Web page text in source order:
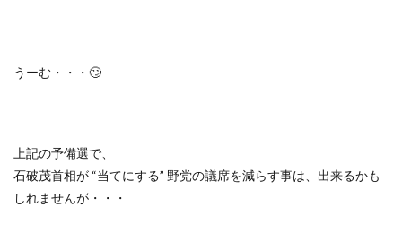
うーむ・・・🙄
上記の予備選で、
石破茂首相が “当てにする” 野党の議席を減らす事は、出来るかも
しれませんが・・・